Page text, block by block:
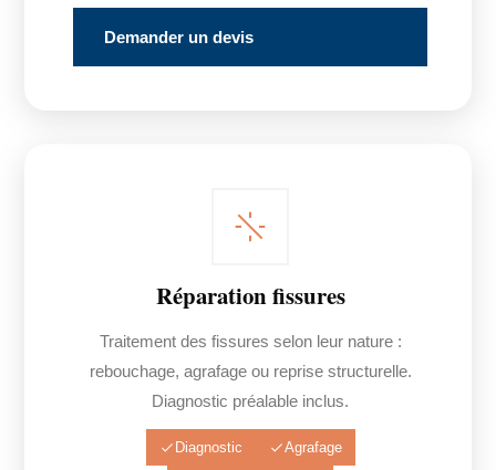
Demander un devis
Réparation fissures
Traitement des fissures selon leur nature :
rebouchage, agrafage ou reprise structurelle.
Diagnostic préalable inclus.
Diagnostic Agrafage